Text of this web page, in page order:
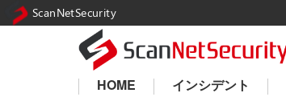
HOME インシデント
ScanNetSecurity